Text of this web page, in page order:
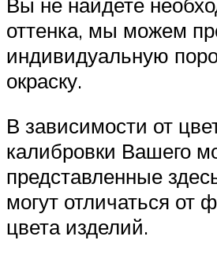
оттенка, мы можем
индивидуальную
окраску.
В зависимости от
калибровки Вашего
представленные
могут отличаться от
цвета изделий.